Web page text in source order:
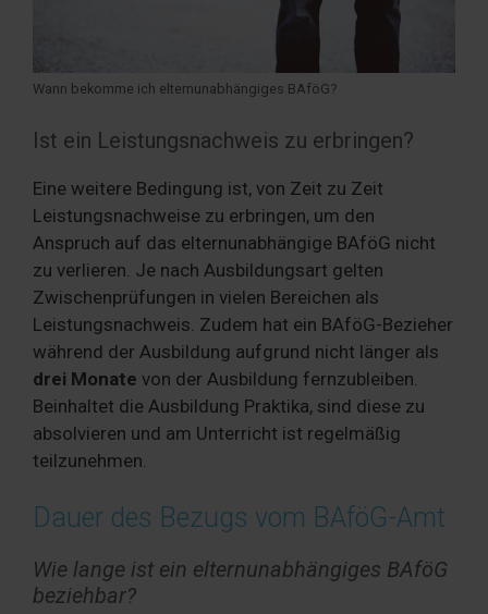
Wann bekomme ich elternunabhängiges BAföG?
Ist ein Leistungsnachweis zu erbringen?
Eine weitere Bedingung ist, von Zeit zu Zeit
Leistungsnachweise zu erbringen, um den
Anspruch auf das elternunabhängige BAföG nicht
zu verlieren. Je nach Ausbildungsart gelten
Zwischenprüfungen in vielen Bereichen als
Leistungsnachweis. Zudem hat ein BAföG-Bezieher
während der Ausbildung aufgrund nicht länger als
drei Monate von der Ausbildung fernzubleiben.
Beinhaltet die Ausbildung Praktika, sind diese zu
absolvieren und am Unterricht ist regelmäßig
teilzunehmen.
Dauer des Bezugs vom BAföG-Amt
Wie lange ist ein elternunabhängiges BAföG
beziehbar?